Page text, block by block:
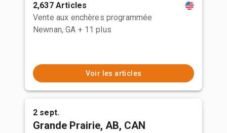
2,637 Articles
Vente aux enchères programmée
Newnan, GA + 11 plus
Voir les articles
2 sept.
Grande Prairie, AB, CAN